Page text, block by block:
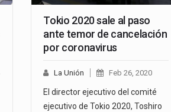
Tokio 2020 sale al paso
ante temor de cancelación
por coronavirus
La Unión Feb 26, 2020
El director ejecutivo del comité
ejecutivo de Tokio 2020, Toshiro